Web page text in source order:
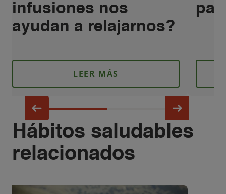
infusiones nos
ayudan a relajarnos?
LEER MÁS
Hábitos saludables
relacionados